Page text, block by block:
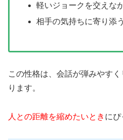
軽いジョークを交えな
相手の気持ちに寄り添
この性格は、会話が弾みやす
ります。
人との距離を縮めたいとき にぴ